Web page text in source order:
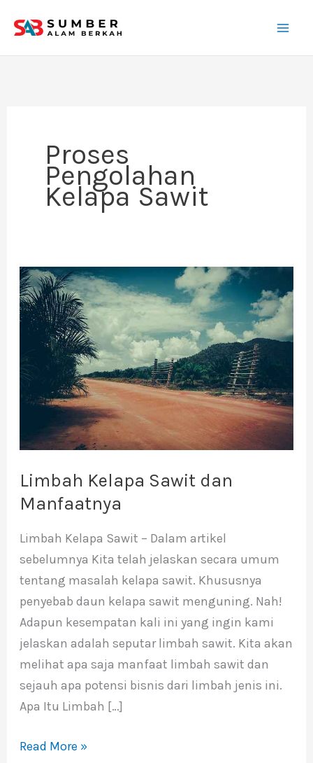
konten
Proses
Pengolahan
Kelapa Sawit
Limbah Kelapa Sawit dan
Manfaatnya
Limbah Kelapa Sawit – Dalam artikel
sebelumnya Kita telah jelaskan secara umum
tentang masalah kelapa sawit. Khususnya
penyebab daun kelapa sawit menguning. Nah!
Adapun kesempatan kali ini yang ingin kami
jelaskan adalah seputar limbah sawit. Kita akan
melihat apa saja manfaat limbah sawit dan
sejauh apa potensi bisnis dari limbah jenis ini.
Apa Itu Limbah […]
Limbah
Kelapa
Sawit
Manfaatnya
Read More »